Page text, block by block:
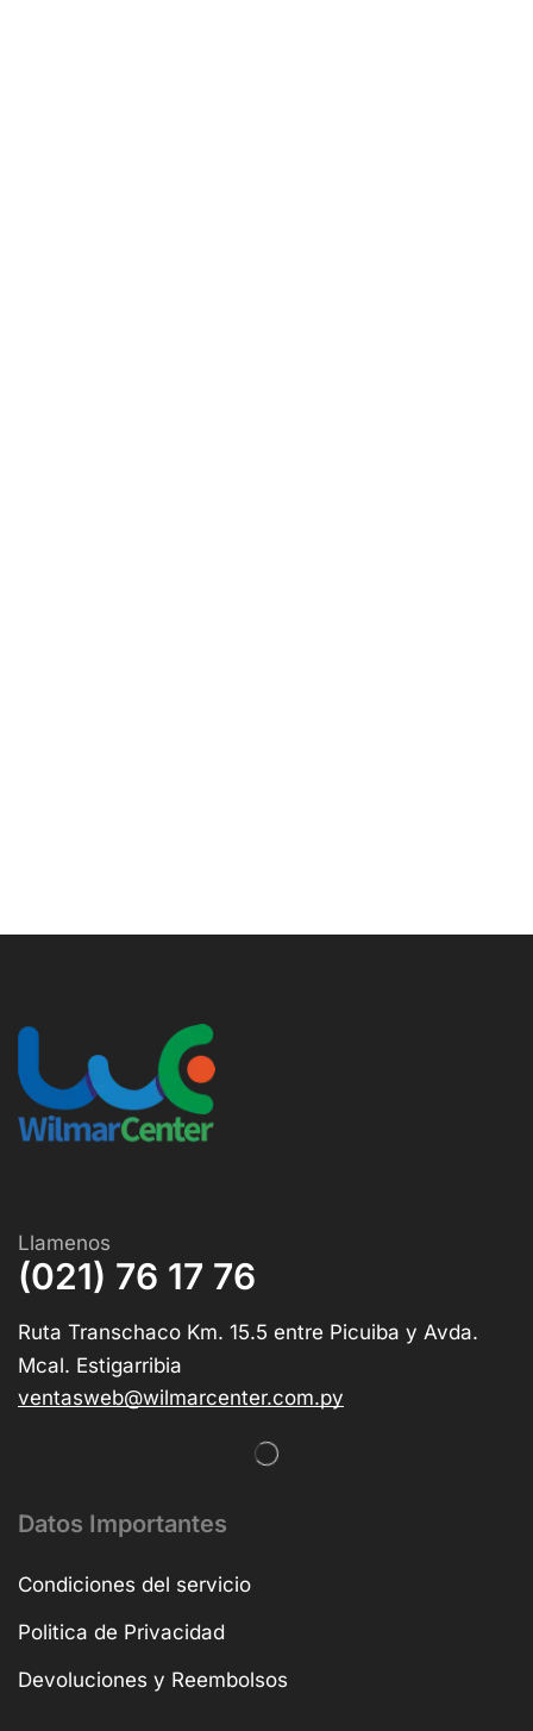
Llamenos
(021) 76 17 76
Ruta Transchaco Km. 15.5 entre Picuiba y Avda.
Mcal. Estigarribia
ventasweb@wilmarcenter.com.py
Datos Importantes
Condiciones del servicio
Politica de Privacidad
Devoluciones y Reembolsos